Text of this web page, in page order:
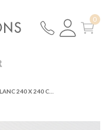
NAPPE COTON BLANC 240 X 240 CM